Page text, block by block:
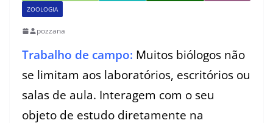
ZOOLOGIA
pozzana
Trabalho de campo: Muitos biólogos não
se limitam aos laboratórios, escritórios ou
salas de aula. Interagem com o seu
objeto de estudo diretamente na